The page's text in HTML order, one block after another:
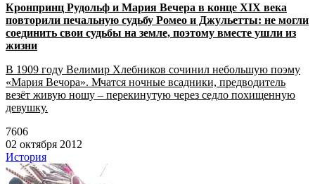
Кронпринц Рудольф и Мария Вечера в конце XIX века
повторили печальную судьбу Ромео и Джульетты: не могли
соединить свои судьбы на земле, поэтому вместе ушли из
жизни
В 1909 году Велимир Хлебников сочинил небольшую поэму
«Мария Вечора». Мчатся ночные всадники, предводитель
везёт живую ношу – перекинутую через седло похищенную
девушку.
7606
02 октября 2012
История